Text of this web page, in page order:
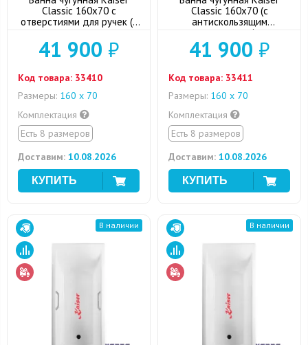
Classic 160x70 с
отверстиями для ручек (с
покрытием)
41 900 ₽
Код товара: 33410
Размеры: 160 х 70
Комплектация
Есть 8 размеров
Доставим: 10.08.2026
Classic 160x70 (с
антискользящим
покрытием)
41 900 ₽
Код товара: 33411
Размеры: 160 х 70
Комплектация
Есть 8 размеров
Доставим: 10.08.2026
В наличии В наличии